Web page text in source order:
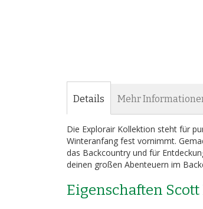
Details
Die Explorair Kollektion steht für
Winteranfang fest vornimmt.
das Backcountry und für
deinen großen Abenteuern im
Eigenschaften
Mehr